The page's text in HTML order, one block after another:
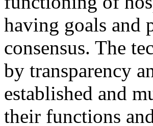
having goals and
consensus. The
by transparency
established and
their functions